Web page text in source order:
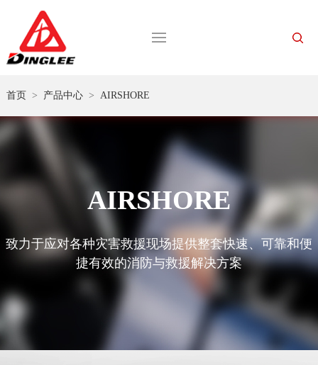
首页 > 产品中心> AIRSHORE
AIRSHORE
致力于应对各种灾害救援现场提供整套快速、可靠和便
捷有效的消防与救援解决方案